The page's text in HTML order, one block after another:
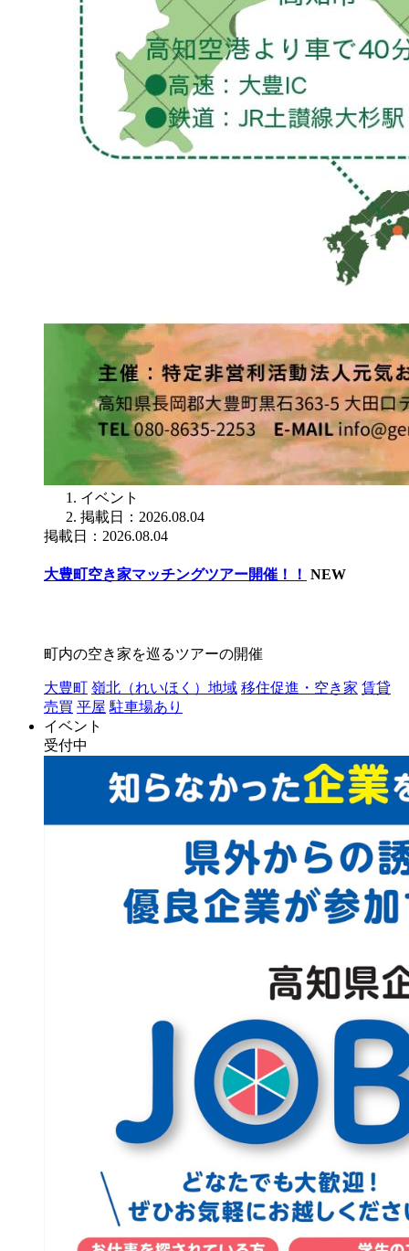
イベント
掲載日：2026.08.04
掲載日：2026.08.04
大豊町空き家マッチングツアー開催！！ NEW
町内の空き家を巡るツアーの開催
大豊町 嶺北（れいほく）地域 移住促進・空き家 賃貸
売買 平屋 駐車場あり
イベント
受付中